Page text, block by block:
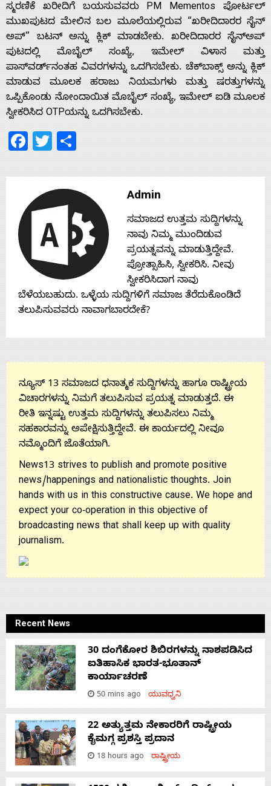
Home
About
Us
Advertise
With
Contact
Us
ಸ್ಮರಣಿಕೆ ಖರೀದಿಗೆ ಬಯಸುವವರು PM Mementos ಪೋರ್ಟಲ್
ಮುಖಪುಟದ ಮೇಲಿನ ಬಲ ಮೂಲೆಯಲ್ಲಿರುವ “ಖರೀದಿದಾರರ ಸೈನ್
ಅಪ್” ಬಟನ್ ಅನ್ನು ಕ್ಲಿಕ್ ಮಾಡಬೇಕು. ಖರೀದಿದಾರರ ಸೈನ್‌ಅಪ್
ಪುಟದಲ್ಲಿ ಮೊಬೈಲ್ ಸಂಖ್ಯೆ, ಇಮೇಲ್ ವಿಳಾಸ ಮತ್ತು
ಪಾಸ್‌ವರ್ಡ್‌ನಂತಹ ವಿವರಗಳನ್ನು ಒದಗಿಸಬೇಕು. ಚೆಕ್‌ಬಾಕ್ಸ್ ಅನ್ನು ಕ್ಲಿಕ್
ಮಾಡುವ ಮೂಲಕ ಹರಾಜು ನಿಯಮಗಳು ಮತ್ತು ಷರತ್ತುಗಳನ್ನು
ಒಪ್ಪಿಕೊಂಡು ನೋಂದಾಯಿತ ಮೊಬೈಲ್ ಸಂಖ್ಯೆ, ಇಮೇಲ್ ಐಡಿ ಮೂಲಕ
ಸ್ವೀಕರಿಸಿದ OTPಯನ್ನು ಒದಗಿಸಬೇಕು.
Facebook
Twitter
Admin
ಸಮಾಜದ ಉತ್ತಮ ಸುದ್ದಿಗಳನ್ನು
ನಾವು ನಿಮ್ಮ ಮುಂದಿಡುವ
ಪ್ರಯತ್ನವನ್ನು ಮಾಡುತ್ತಿದ್ದೇವೆ.
ಪ್ರೋತ್ಸಾಹಿಸಿ, ಸ್ವೀಕರಿಸಿ. ನೀವು
ಸ್ವೀಕರಿಸಿದಾಗ ನಾವು
ಬೆಳೆಯಬಹುದು. ಒಳ್ಳೆಯ ಸುದ್ದಿಗಳಿಗೆ ಸಮಾಜ ತೆರೆದುಕೊಂಡಿದೆ
ತಲುಪಿಸುವವರು ನಾವಾಗಬಾರದೇಕೆ?
ನ್ಯೂಸ್ 13 ಸಮಾಜದ ಧನಾತ್ಮಕ ಸುದ್ದಿಗಳನ್ನು ಹಾಗೂ ರಾಷ್ಟ್ರೀಯ
ವಿಚಾರಗಳನ್ನು ನಿಮಗೆ ತಲುಪಿಸುವ ಪ್ರಯತ್ನ ಮಾಡುತ್ತದೆ. ಈ
ರೀತಿ ಇನ್ನಷ್ಟು ಉತ್ತಮ ಸುದ್ದಿಗಳನ್ನು ತಲುಪಿಸಲು ನಿಮ್ಮ
ಸಹಕಾರವನ್ನು ಅಪೇಕ್ಷಿಸುತ್ತಿದ್ದೇವೆ. ಈ ಕಾರ್ಯದಲ್ಲಿ ನೀವೂ
ನಮ್ಮೊಂದಿಗೆ ಜೊತೆಯಾಗಿ.
News13 strives to publish and promote positive
news/happenings and nationalistic thoughts. Join
hands with us in this constructive cause. We hope and
expect your co-operation in this objective of
broadcasting news that shall keep up with quality
journalism.
Recent News
30 ದಂಗೆಕೋರ ಶಿಬಿರಗಳನ್ನು ನಾಶಪಡಿಸಿದ
ಐತಿಹಾಸಿಕ ಭಾರತ-ಭೂತಾನ್
ಕಾರ್ಯಾಚರಣೆ
50 mins ago ಯುವಧ್ವನಿ
22 ಅತ್ಯುತ್ತಮ ನೇಕಾರರಿಗೆ ರಾಷ್ಟ್ರೀಯ
ಕೈಮಗ್ಗ ಪ್ರಶಸ್ತಿ ಪ್ರದಾನ
18 hours ago ರಾಷ್ಟ್ರೀಯ